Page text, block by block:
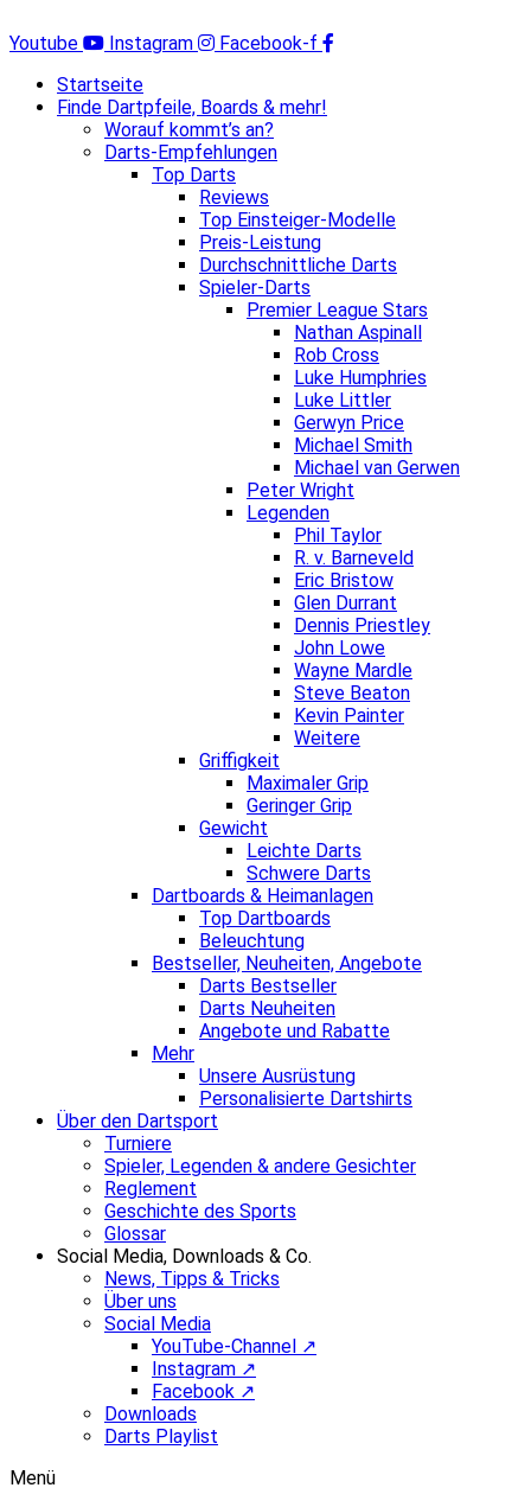
Inhalt
Youtube Instagram
Facebook-f
Startseite
Finde Dartpfeile, Boards & mehr!
Worauf kommt’s an?
Darts-Empfehlungen
Top Darts
Reviews
Top Einsteiger-Modelle
Preis-Leistung
Durchschnittliche Darts
Spieler-Darts
Premier League Stars
Nathan Aspinall
Rob Cross
Luke Humphries
Luke Littler
Gerwyn Price
Michael Smith
Michael van Gerwen
Peter Wright
Legenden
Phil Taylor
R. v. Barneveld
Eric Bristow
Glen Durrant
Dennis Priestley
John Lowe
Wayne Mardle
Steve Beaton
Kevin Painter
Weitere
Griffigkeit
Maximaler Grip
Geringer Grip
Gewicht
Leichte Darts
Schwere Darts
Dartboards & Heimanlagen
Top Dartboards
Beleuchtung
Bestseller, Neuheiten, Angebote
Darts Bestseller
Darts Neuheiten
Angebote und Rabatte
Mehr
Unsere Ausrüstung
Personalisierte Dartshirts
Über den Dartsport
Turniere
Spieler, Legenden & andere Gesichter
Reglement
Geschichte des Sports
Glossar
Social Media, Downloads & Co.
News, Tipps & Tricks
Über uns
Social Media
YouTube-Channel ↗
Instagram ↗
Facebook ↗
Downloads
Darts Playlist
Menü